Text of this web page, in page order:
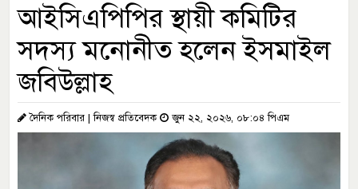
আইসিএপিপির স্থায়ী কমিটির
সদস্য মনোনীত হলেন ইসমাইল
জবিউল্লাহ
দৈনিক পরিবার | নিজস্ব প্রতিবেদক জুন ২২, ২০২৬, ০৮:০৪ পিএম